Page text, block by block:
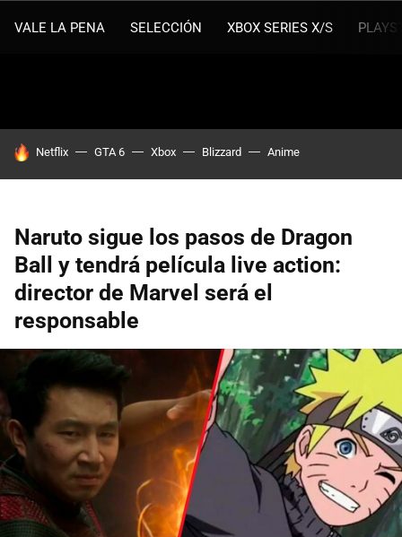
VALE LA PENA SELECCIÓN XBOX SERIES X/S
HOY SE HABLA DE
Netflix GTA 6 Xbox Blizzard Anime
Naruto sigue los pasos de Dragon
Ball y tendrá película live action:
director de Marvel será el
responsable